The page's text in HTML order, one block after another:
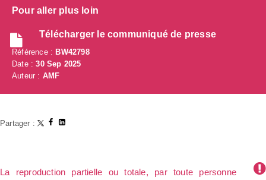
Pour aller plus loin
Télécharger le communiqué de presse
Référence :BW42798
Date :30 Sep 2025
Auteur : AMF
Partager :
La reproduction partielle ou totale, par toute personne